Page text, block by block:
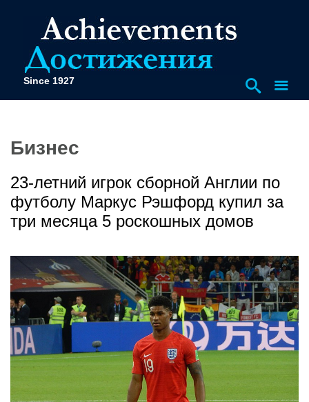
Since 1927
Бизнес
23-летний игрок сборной Англии по
футболу Маркус Рэшфорд купил за
три месяца 5 роскошных домов